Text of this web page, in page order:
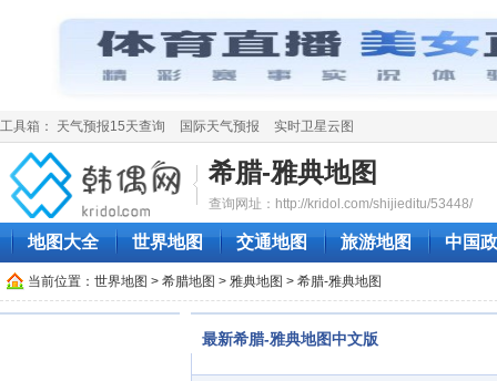
工具箱： 天气预报15天查询 国际天气预报 实时卫星云图
希腊-雅典地图
查询网址：http://kridol.com/shijieditu/53448/
地图大全 世界地图 交通地图 旅游地图 中国
当前位置： 世界地图 > 希腊地图 > 雅典地图 > 希腊-雅典地图
最新希腊-雅典地图中文版